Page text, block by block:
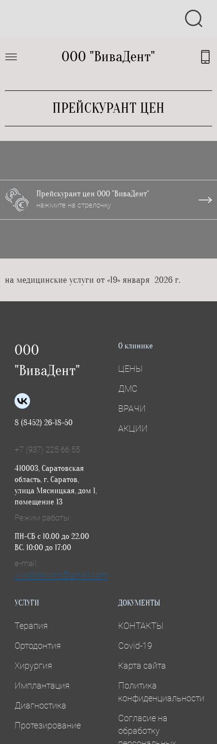
ООО "ВиваДент"
ПРЕЙСКУРАНТ ЦЕН
Прейскурант цен ООО "ВиваДент"
нажмите на стрелочку
на медицинские услуги от «19» января 2026 г.
ООО
"ВиваДент"
8 (8452) 26-18-50
+7 (937) 225 66 55
410003, Саратовская
область, г. Саратов,
улица Мясницкая, дом 1,
помещение 13
Режим работы:
ПН-СБ с 10.00 до 22.00
ВС. 10:00 до 17:00
e-mail:
vivadentstom@gmail.com
О клинике
ЦЕНЫ
ДМС
ВРАЧИ
АКЦИИ
УСЛУГИ
Терапия
Ортодонтия
Хирургия
Имплантация
Диагностика
Протезирование
ДОКУМЕНТЫ
КОНТАКТЫ
Covid-19
Карта сайта
Политика
конфиденциальности
Согласие на
обработку